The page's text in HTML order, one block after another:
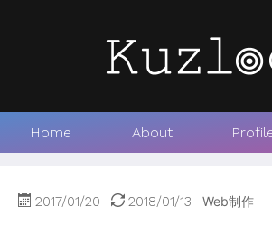
Home About
2017/01/20 2018/01/13 Web制作